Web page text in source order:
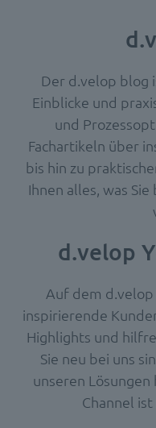
Der d.velop blog
Einblicke und
und
Fachartikeln über
bis hin zu
Ihnen alles, was
d.velop
Auf dem d.velop
inspirierende
Highlights und
Sie neu bei uns
unseren Lösungen
Channel